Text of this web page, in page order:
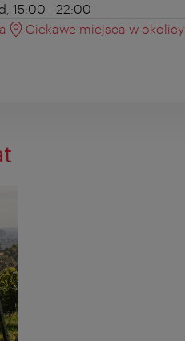
15:00 - 22:00
Ciekawe miejsca w okolicy